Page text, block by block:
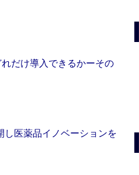
だけ導入できるかーその
し医薬品イノベーションを